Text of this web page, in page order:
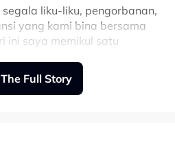
liku-liku, pengorbanan,
yang kami bina bersama
ini saya memikul satu
saya bahawa masih banyak
yang akan kami lalui
yang diredai Allah,"
Full Story